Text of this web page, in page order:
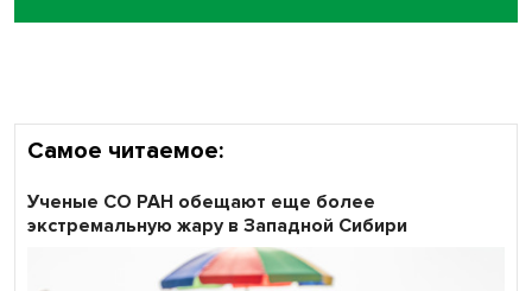
Самое читаемое:
Ученые СО РАН обещают еще более
экстремальную жару в Западной Сибири